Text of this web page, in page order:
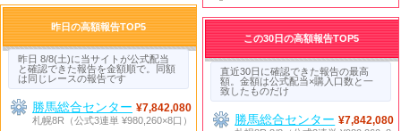
昨日の高額報告TOP5
昨日 8/8(土)に当サイトが公式配当
と確認できた報告を金額順で。同額
は同じレースの報告です
勝馬総合センター ¥7,842,080
札幌8R（公式3連単 ¥980,260×8口）
この30日の高額報告TOP5
直近30日に確認できた報告の最高
額。金額は公式配当×購入口数と一
致したものだけ
勝馬総合センター ¥7,842,080